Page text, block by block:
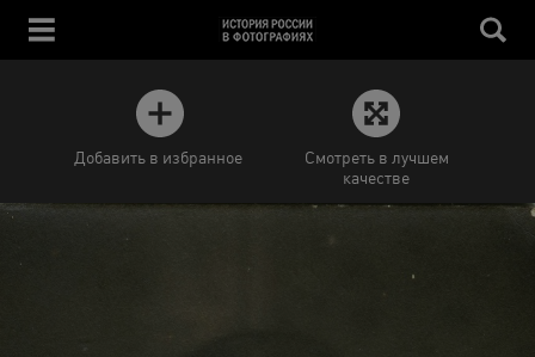
Добавить в избранное
Смотреть в лучшем
качестве